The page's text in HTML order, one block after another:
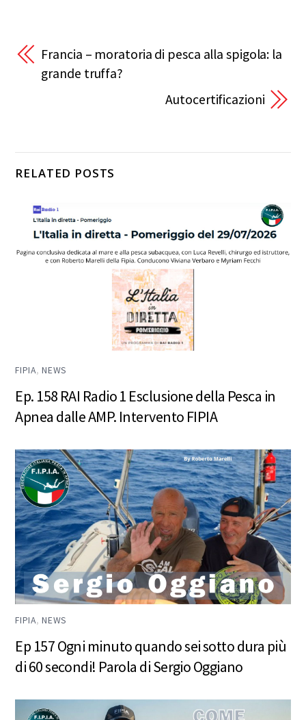
Francia – moratoria di pesca alla spigola: la
grande truffa?
Autocertificazioni
RELATED POSTS
FIPIA,NEWS
Ep. 158 RAI Radio 1 Esclusione della Pesca in
Apnea dalle AMP. Intervento FIPIA
FIPIA,NEWS
Ep 157 Ogni minuto quando sei sotto dura più
di 60 secondi! Parola di Sergio Oggiano